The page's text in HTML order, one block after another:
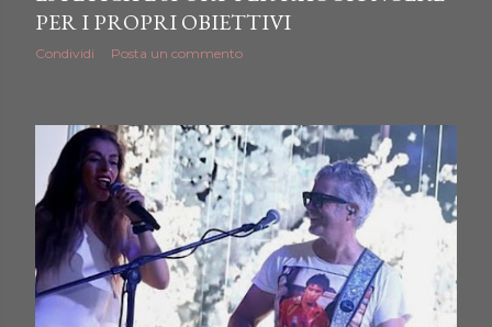
PER I PROPRI OBIETTIVI
Condividi Posta un commento